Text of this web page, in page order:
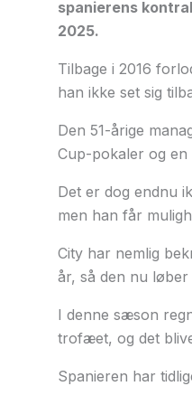
spanierens
2025.
Tilbage i 2016
han ikke set sig
Den 51-årige
Cup-pokaler og en
Det er dog endnu
men han får
City har nemlig
år, så den nu
I denne sæson
trofæet, og det
Spanieren har